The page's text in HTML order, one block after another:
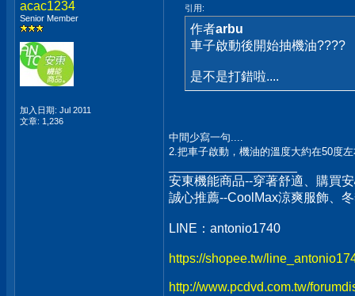
acac1234
Senior Member
加入日期: Jul 2011
文章: 1,236
引用:
作者arbu
車子啟動後開始抽機油????
是不是打錯啦....
中間少寫一句....
2.把車子啟動，機油的溫度大約在50度
安東機能商品--穿著舒適、購買
誠心推薦--CoolMax涼爽服飾、
LINE：antonio1740
https://shopee.tw/
http://www.pcdvd.com.tw/